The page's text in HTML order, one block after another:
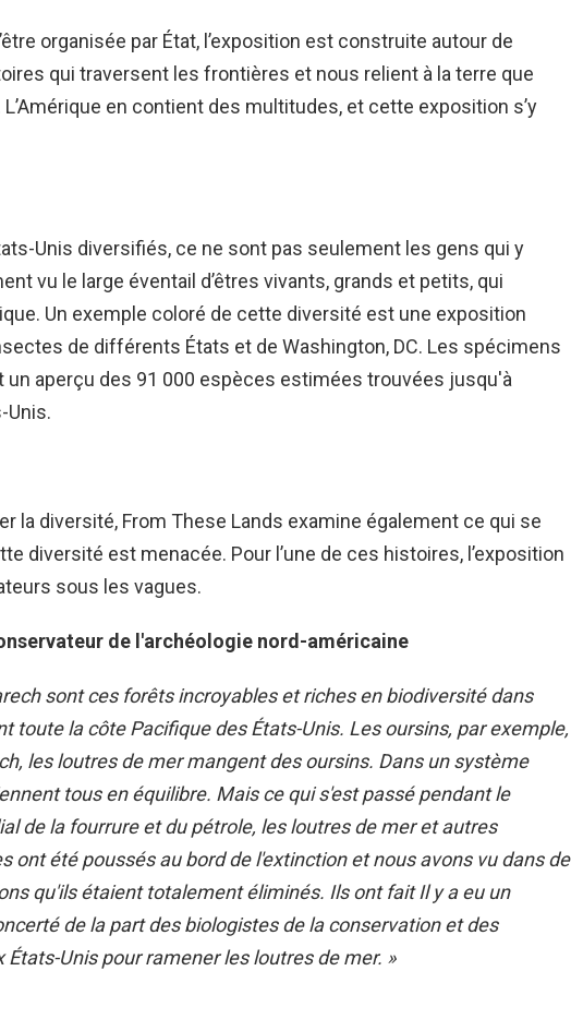
organisée par État, l’exposition est construite autour de
qui traversent les frontières et nous relient à la terre que
en contient des multitudes, et cette exposition s’y
Unis diversifiés, ce ne sont pas seulement les gens qui y
vu le large éventail d’êtres vivants, grands et petits, qui
Un exemple coloré de cette diversité est une exposition
de différents États et de Washington, DC. Les spécimens
aperçu des 91 000 espèces estimées trouvées jusqu'à
Unis.
la diversité, From These Lands examine également ce qui se
diversité est menacée. Pour l’une de ces histoires, l’exposition
sous les vagues.
de l'archéologie nord-américaine
sont ces forêts incroyables et riches en biodiversité dans
toute la côte Pacifique des États-Unis. Les oursins, par exemple,
les loutres de mer mangent des oursins. Dans un système
tous en équilibre. Mais ce qui s'est passé pendant le
de la fourrure et du pétrole, les loutres de mer et autres
ont été poussés au bord de l'extinction et nous avons vu dans de
qu'ils étaient totalement éliminés. Ils ont fait Il y a eu un
de la part des biologistes de la conservation et des
Unis pour ramener les loutres de mer. »